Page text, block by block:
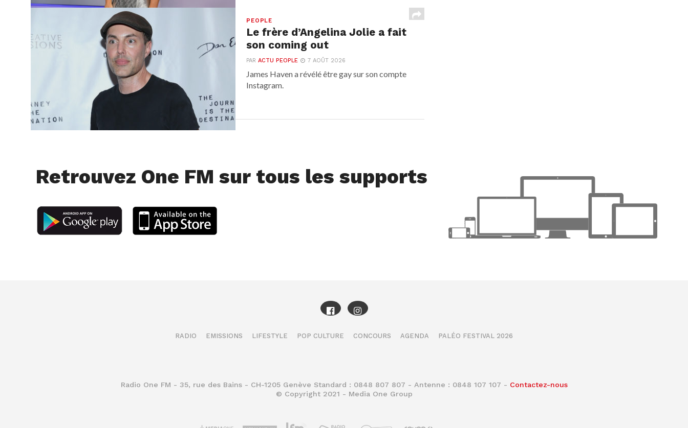
PEOPLE
Le frère d’Angelina Jolie a fait
son coming out
PARACTU PEOPLE 7 AOÛT 2026
James Haven a révélé être gay sur son compte
Instagram.
Retrouvez One FM sur tous les supports
RADIO EMISSIONS LIFESTYLE POP CULTURE CONCOURS AGENDA PALÉO FESTIVAL 2026
Radio One FM - 35, rue des Bains - CH-1205 Genève Standard : 0848 807 807 - Antenne : 0848 107 107 - Contactez-nous
© Copyright 2021 - Media One Group